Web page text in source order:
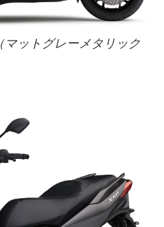
ットグレーメタリック